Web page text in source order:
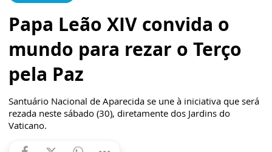
Papa Leão XIV convida o
mundo para rezar o Terço
pela Paz
Santuário Nacional de Aparecida se une à iniciativa que será
rezada neste sábado (30), diretamente dos Jardins do
Vaticano.